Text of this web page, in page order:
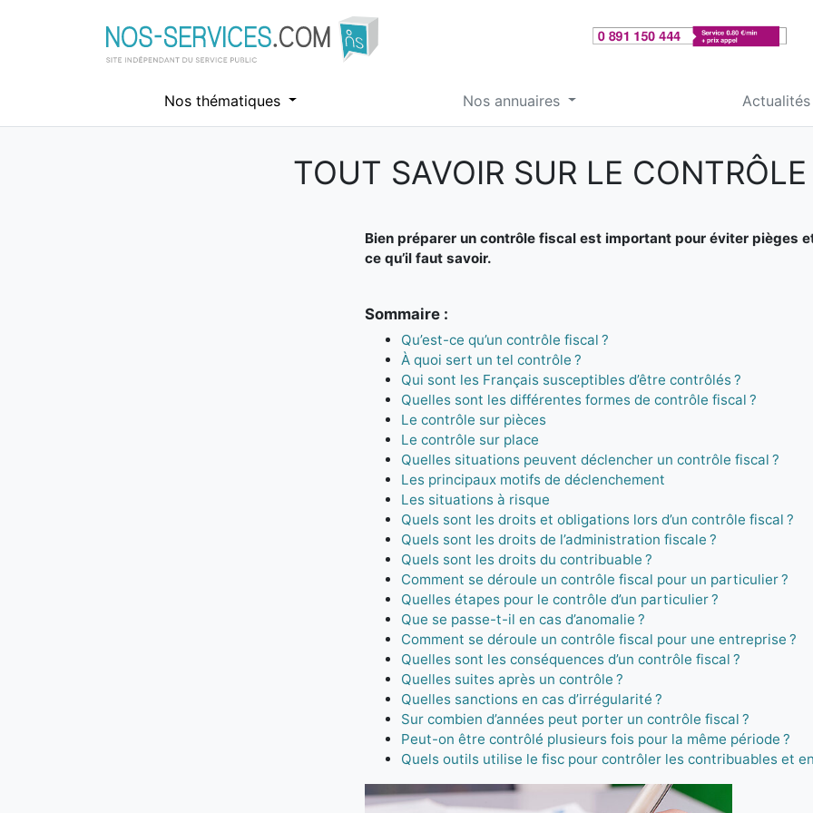
Nos thématiques Nos annuaires Actualités
TOUT SAVOIR SUR LE
Bien préparer un contrôle fiscal est important pour éviter pièges
ce qu’il faut savoir.
Sommaire :
Qu’est-ce qu’un contrôle fiscal ?
À quoi sert un tel contrôle ?
Qui sont les Français susceptibles d’être contrôlés ?
Quelles sont les différentes formes de contrôle fiscal ?
Le contrôle sur pièces
Le contrôle sur place
Quelles situations peuvent déclencher un contrôle fiscal ?
Les principaux motifs de déclenchement
Les situations à risque
Quels sont les droits et obligations lors d’un contrôle fiscal ?
Quels sont les droits de l’administration fiscale ?
Quels sont les droits du contribuable ?
Comment se déroule un contrôle fiscal pour un particulier ?
Quelles étapes pour le contrôle d’un particulier ?
Que se passe-t-il en cas d’anomalie ?
Comment se déroule un contrôle fiscal pour une entreprise ?
Quelles sont les conséquences d’un contrôle fiscal ?
Quelles suites après un contrôle ?
Quelles sanctions en cas d’irrégularité ?
Sur combien d’années peut porter un contrôle fiscal ?
Peut-on être contrôlé plusieurs fois pour la même période ?
Quels outils utilise le fisc pour contrôler les contribuables et